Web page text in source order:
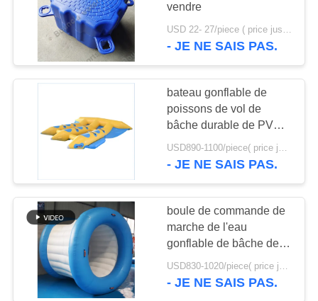
tente gonflable
d'événement
Aréna de paintball
gonflable
11
vendre
- JE NE SAIS PAS.
bateau gonflable de
poissons de vol de
bâche durable de PVC
de 0.9mm à vendre
USD890-1100/piece( price just for reference, detailed prices need to be confirmed) MOQ:1PC
- JE NE SAIS PAS.
boule de commande de
marche de l'eau
gonflable de bâche de
PVC de 0.9mm avec la
structure nette durable
USD830-1020/piece( price just for reference, detailed prices need to be confirmed) MOQ:1PC
- JE NE SAIS PAS.